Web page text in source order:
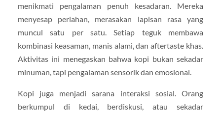
menikmati pengalaman penuh kesadaran. Mereka
menyesap perlahan, merasakan lapisan rasa yang
muncul satu per satu. Setiap teguk membawa
kombinasi keasaman, manis alami, dan aftertaste khas.
Aktivitas ini menegaskan bahwa kopi bukan sekadar
minuman, tapi pengalaman sensorik dan emosional.
Kopi juga menjadi sarana interaksi sosial. Orang
berkumpul di kedai, berdiskusi, atau sekadar